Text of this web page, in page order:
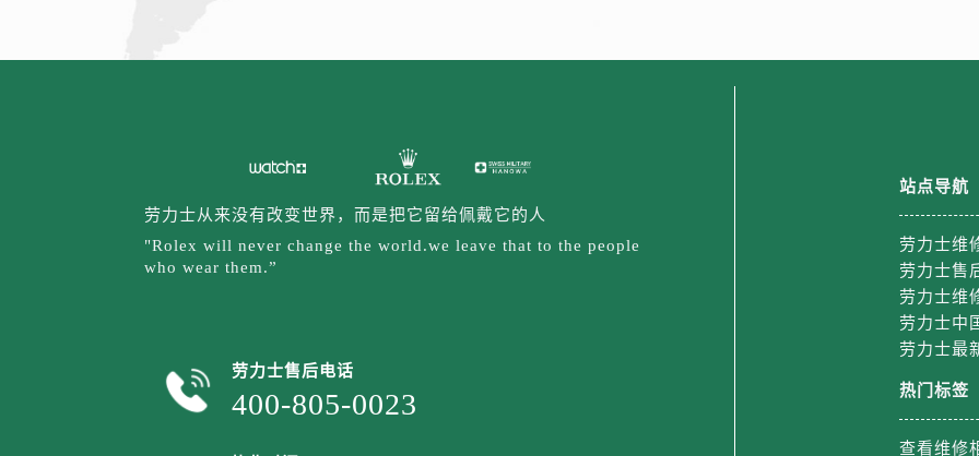
内蒙古自治区乌兰察布市集宁区恩和大街劳力士售后服务中心（需提前预约）
内蒙古自治区锡林郭勒盟市锡林浩特市光明街与额尔敦路交叉口劳力士售后服务中心（需提前预约）
内蒙古自治区兴安盟市乌兰浩特市兴安大街劳力士售后服务中心（需提前预约）
山西省大同市平城区迎宾街劳力士售后服务中心（需提前预约）
山西省吕梁市离石区永宁中路与建设街交叉口劳力士售后服务中心（需提前预约）
山西省朔州市朔城区怡西路与鄯阳西街交汇处劳力士售后服务中心（需提前预约）
劳力士从来没有改变世界，而是把它留给佩戴它的人
"Rolex will never change the world.we leave that to the people
who wear them.”
劳力士售后电话
400-805-0023
站点导航
劳力士维
劳力士售
劳力士维
劳力士中
劳力士最
热门标签
查看维修